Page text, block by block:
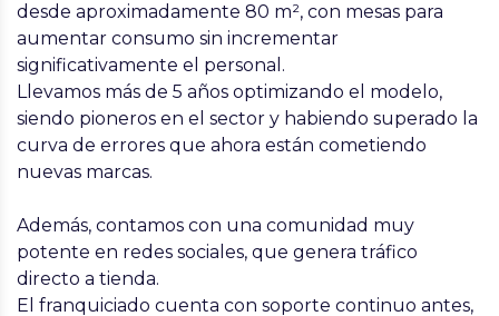
desde aproximadamente 80 m², con mesas para
aumentar consumo sin incrementar
significativamente el personal.
Llevamos más de 5 años optimizando el modelo,
siendo pioneros en el sector y habiendo superado la
curva de errores que ahora están cometiendo
nuevas marcas.
Además, contamos con una comunidad muy
potente en redes sociales, que genera tráfico
directo a tienda.
El franquiciado cuenta con soporte continuo antes,